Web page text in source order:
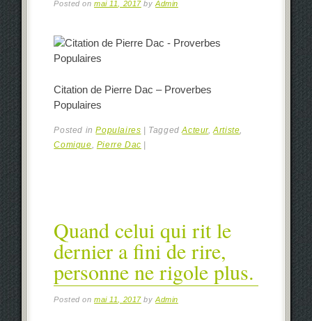
Posted onmai 11, 2017 byAdmin
Citation de Pierre Dac – Proverbes
Populaires
Posted inPopulaires TaggedActeur,Artiste,
Comique, Pierre Dac
Quand celui qui rit le
dernier a fini de rire,
personne ne rigole plus.
Posted onmai 11, 2017 byAdmin